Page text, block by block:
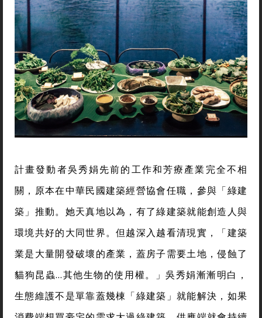
計畫發動者吳秀娟先前的工作和芳療產業完全不相
關，原本在中華民國建築經營協會任職，參與「綠建
築」推動。她天真地以為，有了綠建築就能創造人與
環境共好的大同世界。但越深入越看清現實，「建築
業是大量開發破壞的產業，蓋房子需要土地，侵蝕了
貓狗昆蟲…其他生物的使用權。」吳秀娟漸漸明白，
生態維護不是單靠蓋幾棟「綠建築」就能解決，如果